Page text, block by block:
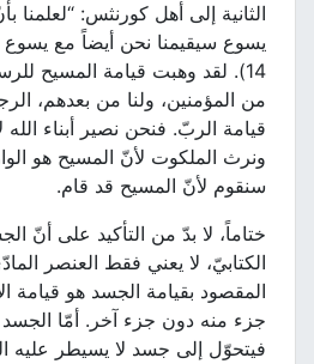
الثانية إلى أهل كورنثس: “لعلمنا
14). لقد وهبت قيامة المسيح
من المؤمنين، ولنا من بعدهم،
قيامة الربّ. فنحن نصير أبناء الله
ونرث الملكوت لأنّ المسيح هو
سنقوم لأنّ المسيح قد قام.
ختاماً، لا بدّ من التأكيد على أنّ
الكتابيّ، لا يعني فقط العنصر
المقصود بقيامة الجسد هو قيامة
جزء منه دون جزء آخر. أمّا الجسد
فيتحوّل إلى جسد لا يسيطر عليه